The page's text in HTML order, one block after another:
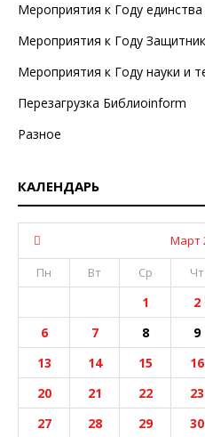
Мероприятия к Году
Мероприятия к Году
Мероприятия к Году науки и
Перезагрузка Библиоinform
Разное
КАЛЕНДАРЬ
Март
Пн
Вт Ср Чт
1 2
6
7 8 9
13
14 15 16
20
21 22 23
27
28 29 30